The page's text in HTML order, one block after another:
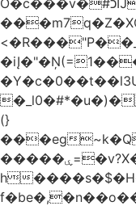
O�c���v�#כĲ(�`�J�v;߃���k/
(}
���eg
�����ۑ=�v?X�URR���qbs�@�k��-
h